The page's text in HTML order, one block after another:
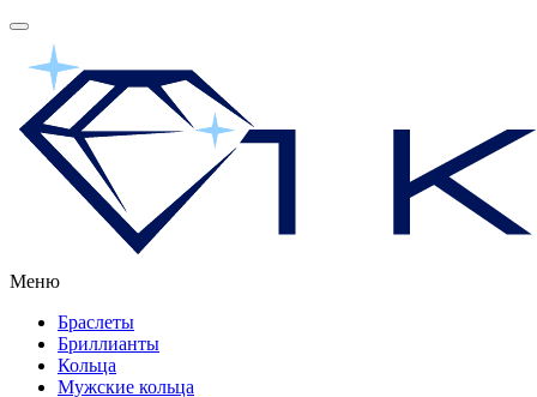
Меню
Браслеты
Бриллианты
Кольца
Мужские кольца